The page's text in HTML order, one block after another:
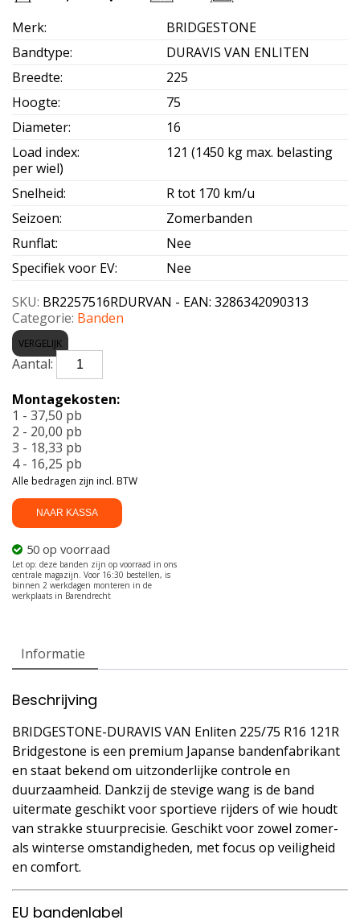
Merk:
BRIDGESTONE
Bandtype:
DURAVIS VAN ENLITEN
Breedte:
225
Hoogte:
75
Diameter:
16
Load index:
121 (1450 kg max. belasting
per wiel)
Snelheid:
R tot 170 km/u
Seizoen:
Zomerbanden
Runflat:
Nee
Specifiek voor EV:
Nee
SKU: BR2257516RDURVAN - EAN: 3286342090313
Categorie: Banden
VERGELIJK
BRIDGESTONE-
DURAVIS
Enliten
225/75
R16
121R
aantal
NAAR KASSA
50 op voorraad
Montagekosten:
1 - 37,50 pb
2 - 20,00 pb
3 - 18,33 pb
4 - 16,25 pb
Alle bedragen zijn incl. BTW
Informatie
Beschrijving
BRIDGESTONE-DURAVIS VAN Enliten 225/75 R16 121R
Bridgestone is een premium Japanse bandenfabrikant
en staat bekend om uitzonderlijke controle en
duurzaamheid. Dankzij de stevige wang is de band
uitermate geschikt voor sportieve rijders of wie houdt
van strakke stuurprecisie. Geschikt voor zowel zomer-
als winterse omstandigheden, met focus op veiligheid
en comfort.
EU bandenlabel